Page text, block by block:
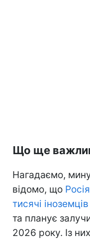
Що ще
Нагадаємо,
відомо, що
тисячі
та планує
2026 року. Із